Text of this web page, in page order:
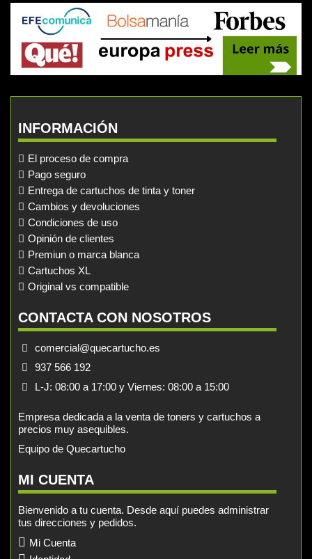
INFORMACIÓN
El proceso de compra
Pago seguro
Entrega de cartuchos de tinta y toner
Cambios y devoluciones
Condiciones de uso
Opinión de clientes
Premiun o marca blanca
Cartuchos XL
Original vs compatible
CONTACTA CON NOSOTROS
comercial@quecartucho.es
937 566 192
L-J: 08:00 a 17:00 y Viernes: 08:00 a 15:00
Empresa dedicada a la venta de toners y cartuchos a
precios muy asequibles.
Equipo de Quecartucho
MI CUENTA
Bienvenido a tu cuenta. Desde aquí puedes administrar
tus direcciones y pedidos.
Mi Cuenta